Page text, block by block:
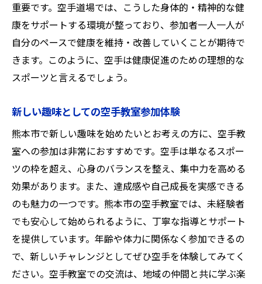
重要です。空手道場では、こうした身体的・精神的な健
康をサポートする環境が整っており、参加者一人一人が
自分のペースで健康を維持・改善していくことが期待で
きます。このように、空手は健康促進のための理想的な
スポーツと言えるでしょう。
新しい趣味としての空手教室参加体験
熊本市で新しい趣味を始めたいとお考えの方に、空手教
室への参加は非常におすすめです。空手は単なるスポー
ツの枠を超え、心身のバランスを整え、集中力を高める
効果があります。また、達成感や自己成長を実感できる
のも魅力の一つです。熊本市の空手教室では、未経験者
でも安心して始められるように、丁寧な指導とサポート
を提供しています。年齢や体力に関係なく参加できるの
で、新しいチャレンジとしてぜひ空手を体験してみてく
ださい。空手教室での交流は、地域の仲間と共に学ぶ楽